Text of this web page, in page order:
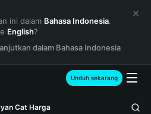
ini dalam Bahasa Indonesia.
English?
dalam Bahasa Indonesia
Unduh sekarang
Cat Harga